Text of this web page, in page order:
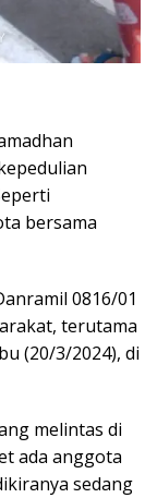
bersama
0816/01
terutama
(20/3/2024), di
melintas di
ada anggota
sedang